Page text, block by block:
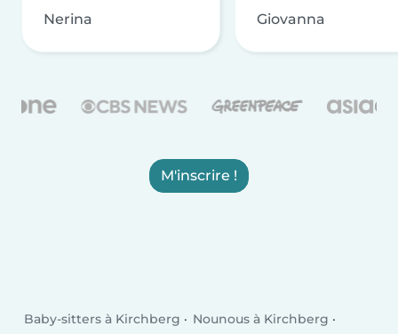
Nerina Giovanna
M'inscrire !
Baby-sitters à Kirchberg
Nounous à Kirchberg